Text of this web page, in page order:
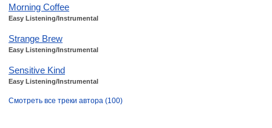
Morning Coffee
Easy Listening/Instrumental
Strange Brew
Easy Listening/Instrumental
Sensitive Kind
Easy Listening/Instrumental
Смотреть все треки автора (100)